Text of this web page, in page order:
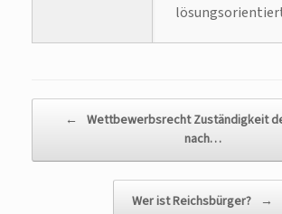
← Wettbewerbsrecht Zuständigkeit
nach…
Wer ist Reichsbürger? →